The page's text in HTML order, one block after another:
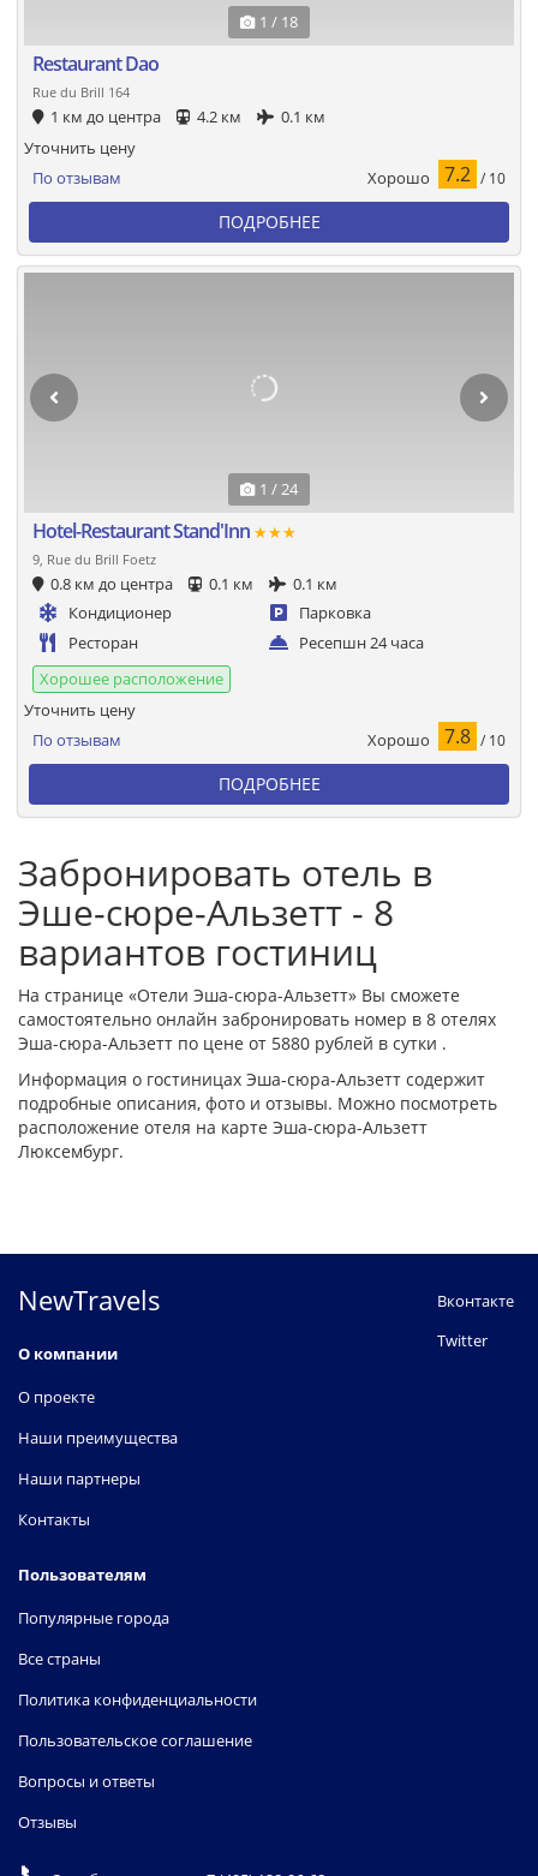
1 / 18
Restaurant Dao
Rue du Brill 164
1 км до центра 4.2 км 0.1 км
По отзывам Хорошо 7.2 / 10
Уточнить цену
ПОДРОБНЕЕ
1 / 24
Hotel-Restaurant Stand'Inn ★★★
9, Rue du Brill Foetz
0.8 км до центра 0.1 км
0.1 км
Кондиционер
Парковка
Ресторан
Ресепшн 24 часа
Хорошее расположение
По отзывам Хорошо 7.8 / 10
Уточнить цену
ПОДРОБНЕЕ
Забронировать отель в
Эше-сюре-Альзетт - 8
вариантов гостиниц
На странице «Отели Эша-сюра-Альзетт» Вы сможете
самостоятельно онлайн забронировать номер в 8 отелях
Эша-сюра-Альзетт по цене от 5880 рублей в сутки .
Информация о гостиницах Эша-сюра-Альзетт содержит
подробные описания, фото и отзывы. Можно посмотреть
расположение отеля на карте Эша-сюра-Альзетт
Люксембург.
NewTravels
О компании
О проекте
Наши преимущества
Наши партнеры
Контакты
Пользователям
Популярные города
Все страны
Политика конфиденциальности
Пользовательское соглашение
Вопросы и ответы
Отзывы
Вконтакте
Twitter